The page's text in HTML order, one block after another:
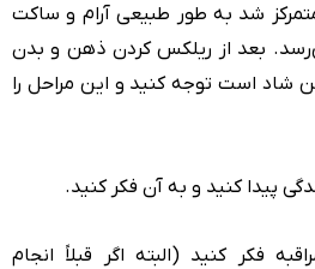
شد به طور طبیعی آرام و ساکت
بعد از ریلکس کردن ذهن و بدن
شاد است توجه کنید و این مراحل را
پیدا کنید و به آن فکر کنید.
فکر کنید (البته اگر قبلاً انجام